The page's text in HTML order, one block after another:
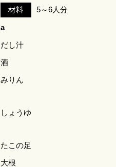
材料 5～6人分
a
だし汁
酒
みりん
しょうゆ
たこの足
大根